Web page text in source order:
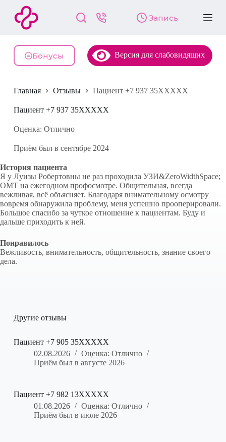
й
и
у
и
Запись
Бонусы Версия для слабовидящих
Главная Отзывы Пациент +7 937 35XXXXX
Пациент +7 937 35XXXXX
Оценка: Отлично
Приём был в сентябре 2024
История пациента
Я у Луизы Робертовны не раз проходила УЗИ&ZeroWidthSpace;
ОМТ на ежегодном профосмотре. Общительная, всегда
вежливая, всё объясняет. Благодаря внимательному осмотру
вовремя обнаружила проблему, меня успешно прооперировали.
Большое спасибо за чуткое отношение к пациентам. Буду и
дальше приходить к ней.
Понравилось
Вежливость, внимательность, общительность, знание своего
дела.
Другие отзывы
Пациент +7 905 35XXXXX
02.08.2026
Оценка: Отлично
Приём был в августе 2026
Пациент +7 982 13XXXXX
01.08.2026
Оценка: Отлично
Приём был в июле 2026